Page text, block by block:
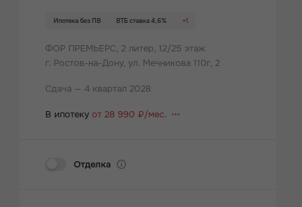
Ипотека без ПВ ВТБ ставка 4,6% +1
ФОР ПРЕМЬЕРС,2 литер, 12/25 этаж
г. Ростов-на-Дону, ул. Мечникова 110г, 2
Сдача — 4 квартал 2028
В ипотекуот 28 990 ₽/мес.
Отделка